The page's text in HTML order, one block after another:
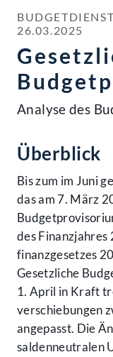
26.03.2025
Analyse des
Überblick
Bis zum im Juni
das am 7. März
des
finanz­gesetzes
Gesetzliche
1. April in Kraft
verschiebungen
angepasst. Die
saldenneutralen